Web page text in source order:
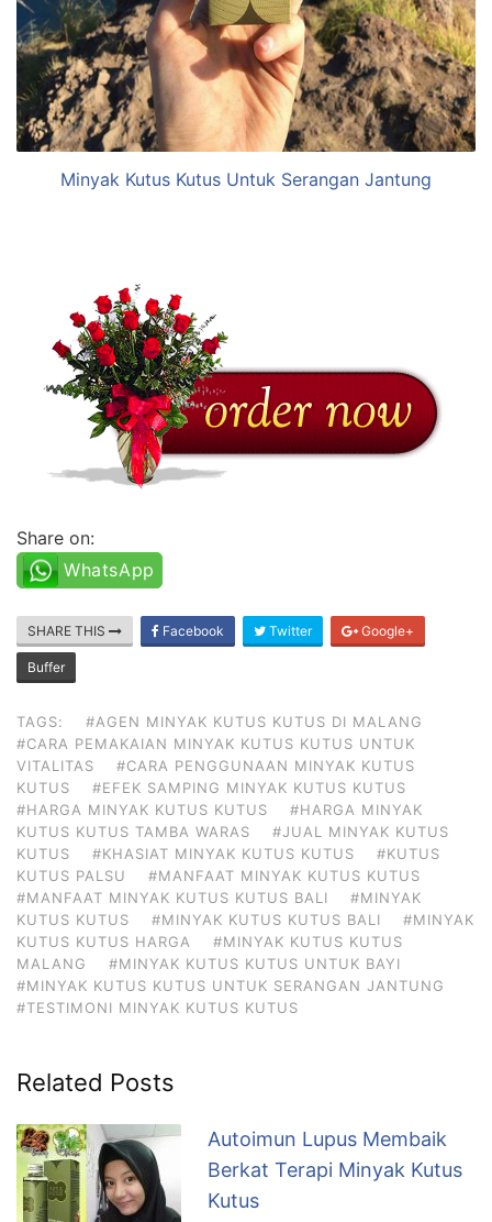
Minyak Kutus Kutus Untuk Serangan Jantung
Share on:
WhatsApp
SHARE THIS Facebook Twitter Google+
Buffer
TAGS:
#AGEN MINYAK KUTUS KUTUS DI MALANG
#CARA PEMAKAIAN MINYAK KUTUS KUTUS UNTUK
VITALITAS
#CARA PENGGUNAAN MINYAK KUTUS
KUTUS
#EFEK SAMPING MINYAK KUTUS KUTUS
#HARGA MINYAK KUTUS KUTUS
#HARGA MINYAK
KUTUS KUTUS TAMBA WARAS
#JUAL MINYAK KUTUS
KUTUS
#KHASIAT MINYAK KUTUS KUTUS
#KUTUS
KUTUS PALSU
#MANFAAT MINYAK KUTUS KUTUS
#MANFAAT MINYAK KUTUS KUTUS BALI
#MINYAK
KUTUS KUTUS
#MINYAK KUTUS KUTUS BALI
#MINYAK
KUTUS KUTUS HARGA
#MINYAK KUTUS KUTUS
MALANG
#MINYAK KUTUS KUTUS UNTUK BAYI
#MINYAK KUTUS KUTUS UNTUK SERANGAN JANTUNG
#TESTIMONI MINYAK KUTUS KUTUS
Related Posts
Autoimun Lupus Membaik
Berkat Terapi Minyak Kutus
Kutus